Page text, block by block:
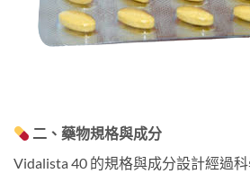
二、藥物規格與成分
Vidalista 40 的規格與成分設計經過